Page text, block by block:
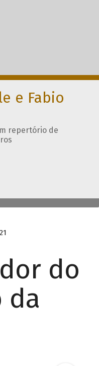
e Fabio
repertório de
do
da